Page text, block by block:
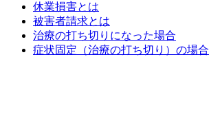
休業損害とは
被害者請求とは
治療の打ち切りになった場合
症状固定（治療の打ち切り）の場合